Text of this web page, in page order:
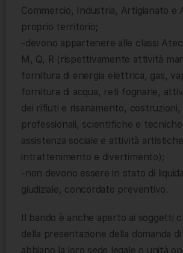
Commercio, Industria, Artigianato e
proprio territorio;
-devono appartenere alle classi
M, Q, R (rispettivamente attività
fornitura di energia elettrica, gas,
fornitura di acqua, reti fognarie,
dei rifiuti e risanamento,
professionali, scientifiche e
assistenza sociale e attività
intrattenimento e divertimento);
-non devono essere in stato di
giudiziale, concordato preventivo.
Il bando è anche aperto ai soggetti
della presentazione della domanda
abbiano la loro sede legale o unità